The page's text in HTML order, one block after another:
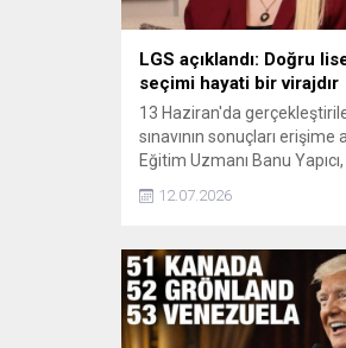
LGS açıklandı: Doğru
seçimi hayati bir virajdır
13 Haziran'da
sınavının sonuçları erişime
Eğitim Uzmanı Banu Yapıcı,
önemli bir aşama olduğunu
bulundu.
12.07.2026